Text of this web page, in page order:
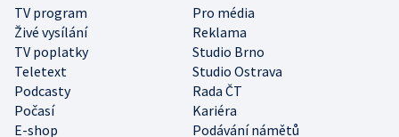
TV program
Pro média
Živé vysílání
Reklama
TV poplatky
Studio Brno
Teletext
Studio Ostrava
Podcasty
Rada ČT
Počasí
Kariéra
E-shop
Podávání námětů